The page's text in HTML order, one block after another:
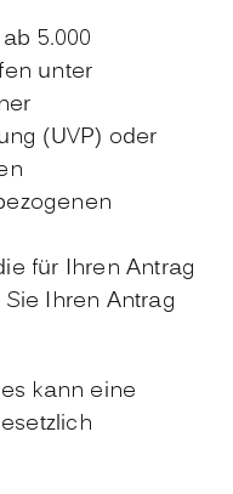
5.000
unter
(UVP) oder
für Ihren Antrag
Ihren Antrag
kann eine